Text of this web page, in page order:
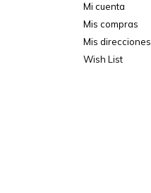
Mi cuenta
Mis compras
Mis direcciones
Wish List